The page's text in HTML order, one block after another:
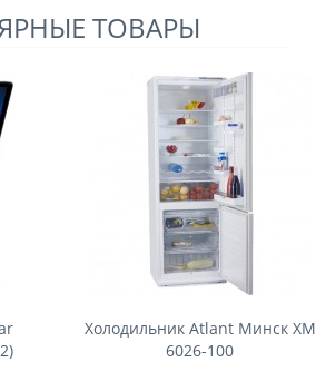
ТОВАРЫ
Холодильник Atlant Минск ХМ
6026-100